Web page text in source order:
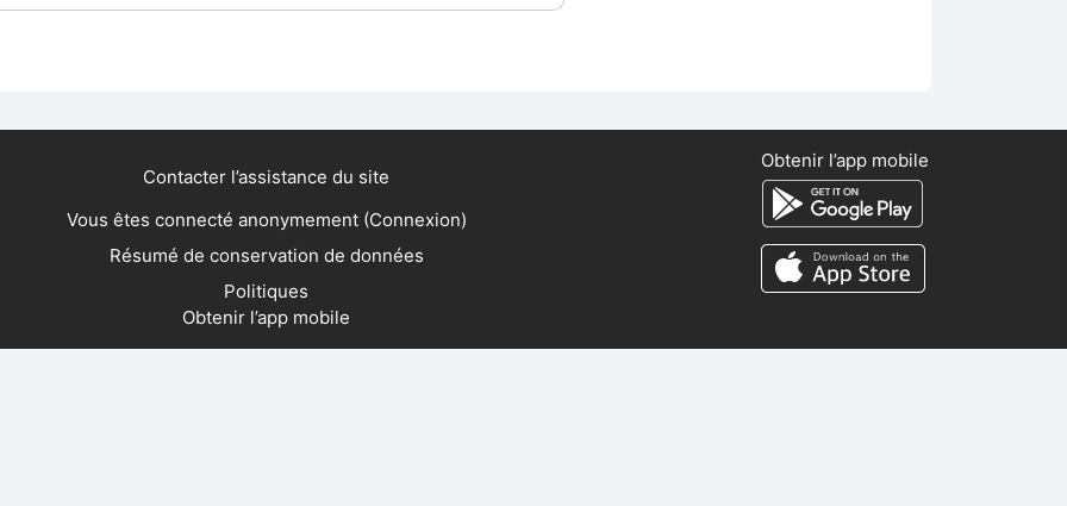
Contacter l’assistance du site
Vous êtes connecté anonymement (Connexion)
Résumé de conservation de données
Politiques
Obtenir l’app mobile
Obtenir l’app mobile